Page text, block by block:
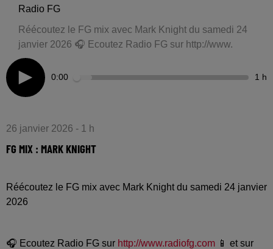
Radio FG
Réécoutez le FG mix avec Mark Knight du samedi 24
janvier 2026 🎧 Ecoutez Radio FG sur http://www.
0:00 1 h
26 janvier 2026 - 1 h
FG MIX : MARK KNIGHT
Réécoutez le FG mix avec Mark Knight du samedi 24 janvier
2026
🎧 Ecoutez Radio FG sur http://www.radiofg.com 📱 et sur